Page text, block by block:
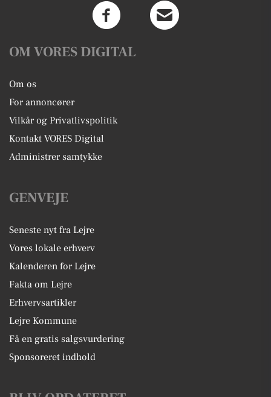
OM VORES DIGITAL
Om os
For annoncører
Vilkår og Privatlivspolitik
Kontakt VORES Digital
Administrer samtykke
GENVEJE
Seneste nyt fra Lejre
Vores lokale erhverv
Kalenderen for Lejre
Fakta om Lejre
Erhvervsartikler
Lejre Kommune
Få en gratis salgsvurdering
Sponsoreret indhold